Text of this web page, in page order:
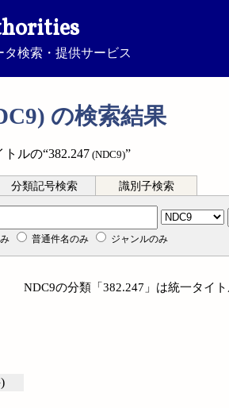
検索・提供サービス
の検索結果
ルの“382.247 (NDC9)”
分類記号検索 識別子検索
普通件名のみ ジャンルのみ
NDC9の分類「382.247」は統一タイ